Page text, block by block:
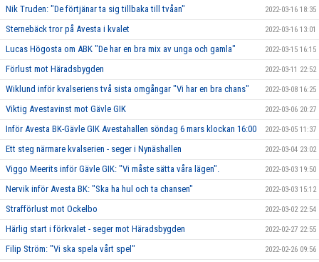
Nik Truden: "De förtjänar ta sig tillbaka till tvåan" 2022-03-16 18:35
Sternebäck tror på Avesta i kvalet 2022-03-16 13:01
Lucas Högosta om ABK "De har en bra mix av unga och gamla" 2022-03-15 16:15
Förlust mot Häradsbygden 2022-03-11 22:52
Wiklund inför kvalseriens två sista omgångar "Vi har en bra chans" 2022-03-08 16:25
Viktig Avestavinst mot Gävle GIK 2022-03-06 20:27
Inför Avesta BK-Gävle GIK Avestahallen söndag 6 mars klockan 16:00 2022-03-05 11:37
Ett steg närmare kvalserien - seger i Nynäshallen 2022-03-04 23:02
Viggo Meerits inför Gävle GIK: "Vi måste sätta våra lägen". 2022-03-03 19:50
Nervik inför Avesta BK: "Ska ha hul och ta chansen" 2022-03-03 15:12
Strafförlust mot Ockelbo 2022-03-02 22:54
Härlig start i förkvalet - seger mot Häradsbygden 2022-02-27 22:55
Filip Ström: "Vi ska spela vårt spel" 2022-02-26 09:56